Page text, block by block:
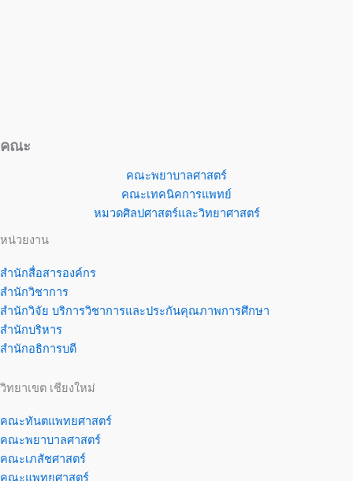
คณะ
คณะพยาบาลศาสตร์
คณะเทคนิคการแพทย์
หมวดศิลปศาสตร์และวิทยาศาสตร์
หน่วยงาน
สำนักสื่อสารองค์กร
สำนักวิชาการ
สำนักวิจัย บริการวิชาการและประกันคุณภาพการศึกษา
สำนักบริหาร
สำนักอธิการบดี
วิทยาเขต เชียงใหม่
คณะทันตแพทยศาสตร์
คณะพยาบาลศาสตร์
คณะเภสัชศาสตร์
คณะแพทยศาสตร์